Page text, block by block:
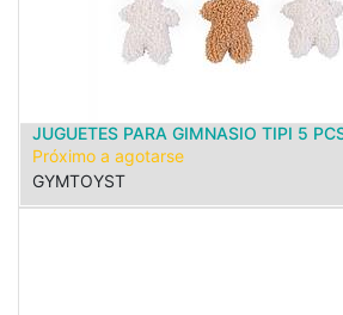
JUGUETES PARA GIMNASIO TIPI 5
Próximo a agotarse
GYMTOYST